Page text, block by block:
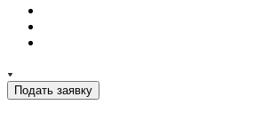
Подать заявку